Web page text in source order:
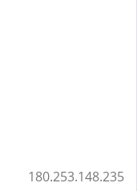
180.253.148.235